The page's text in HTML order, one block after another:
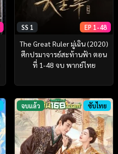
SS 1 EP 1-48
The Great Ruler มู่เฉิน (2020)
ศึกปรมาจารย์สะท้านฟ้า ตอน
ที่ 1-48 จบ พากย์ไทย
จบแล้ว ซับไทย